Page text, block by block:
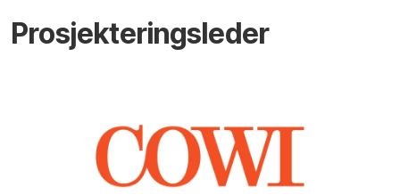
Prosjekteringsleder